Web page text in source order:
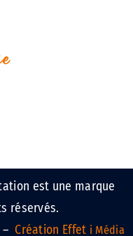
est une marque
réservés.
–Création Effet i Média